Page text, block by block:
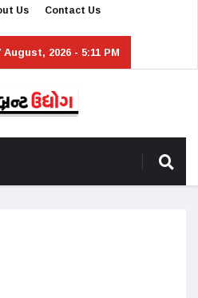
Us Contact Us
August, 2026 - 5:11 PM